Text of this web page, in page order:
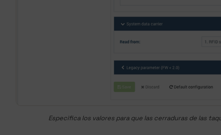
Especifica los valores para que las cerraduras de las